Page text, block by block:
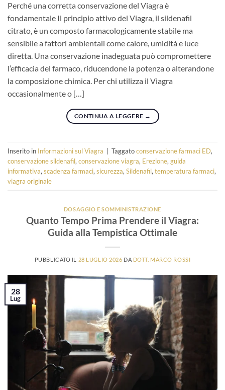
Perché una corretta conservazione del Viagra è
fondamentale Il principio attivo del Viagra, il sildenafil
citrato, è un composto farmacologicamente stabile ma
sensibile a fattori ambientali come calore, umidità e luce
diretta. Una conservazione inadeguata può compromettere
l’efficacia del farmaco, riducendone la potenza o alterandone
la composizione chimica. Per chi utilizza il Viagra
occasionalmente o […]
CONTINUA A LEGGERE →
Inserito in Informazioni sul Viagra Taggatoconservazione farmaci ED,
conservazione sildenafil, conservazione viagra, Erezione, guida
informativa, scadenza farmaci, sicurezza, Sildenafil, temperatura farmaci,
viagra originale
DOSAGGIO E SOMMINISTRAZIONE
Quanto Tempo Prima Prendere il Viagra:
Guida alla Tempistica Ottimale
PUBBLICATO IL 28 LUGLIO 2026 DA DOTT. MARCO ROSSI
28
Lug